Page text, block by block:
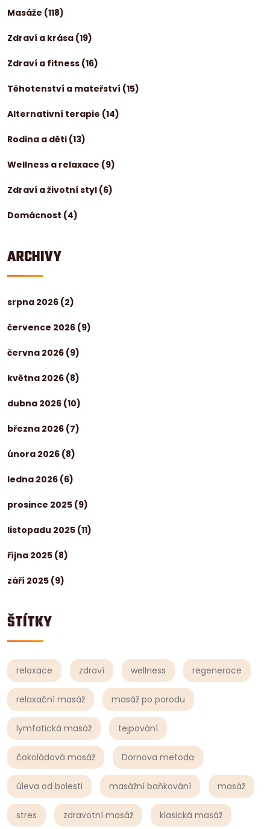
Masáže (118)
Zdraví a krása (19)
Zdraví a fitness (16)
Těhotenství a mateřství (15)
Alternativní terapie (14)
Rodina a děti (13)
Wellness a relaxace (9)
Zdraví a životní styl (6)
Domácnost (4)
ARCHIVY
srpna 2026 (2)
července 2026 (9)
června 2026 (9)
května 2026 (8)
dubna 2026 (10)
března 2026 (7)
února 2026 (8)
ledna 2026 (6)
prosince 2025 (9)
listopadu 2025 (11)
října 2025 (8)
září 2025 (9)
ŠTÍTKY
relaxace zdraví wellness regenerace
relaxační masáž masáž po porodu
lymfatická masáž tejpování
čokoládová masáž Dornova metoda
úleva od bolesti masážní baňkování masáž
stres zdravotní masáž klasická masáž